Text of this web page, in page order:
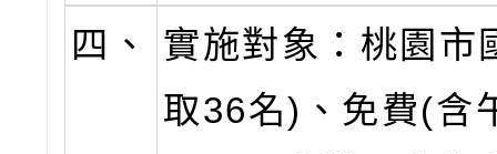
四、
實施對象：桃園市
取36名)、免費(含